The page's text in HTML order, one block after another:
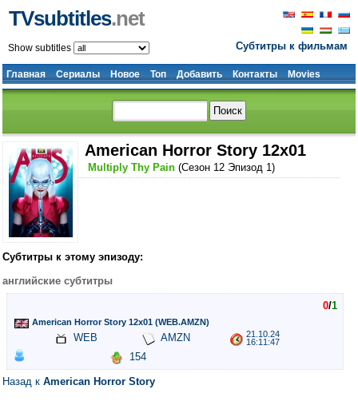
Субтитры к фильмам
TVsubtitles.net
Главная Сериалы Новое Топ Добавить Контакты Movies
Show subtitles
American Horror Story 12x01
Multiply Thy Pain (Сезон 12 Эпизод 1)
Субтитры к этому эпизоду:
английские субтитры
0/1
American Horror Story 12x01 (WEB.AMZN)
WEB AMZN
21.10.24
16:11:47
154
Назад к American Horror Story